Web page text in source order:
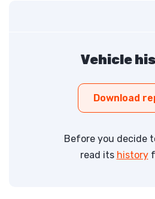
Vehicle
Download
Before you decide
read its history